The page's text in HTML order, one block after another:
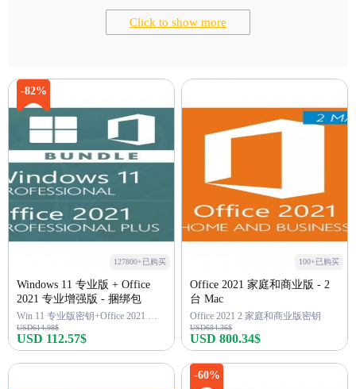
Click to show more
-82%
127800+已购买
Windows 11 专业版 + Office
2021 专业增强版 - 捆绑包
Win 11 专业版密钥+Office 2021 专业版密钥
USD614.98$
USD 112.57$
100+已购买
Office 2021 家庭和商业版 - 2
台 Mac
Office 2021 2 家庭和商业版密钥
USD684.36$
USD 800.34$
-60%